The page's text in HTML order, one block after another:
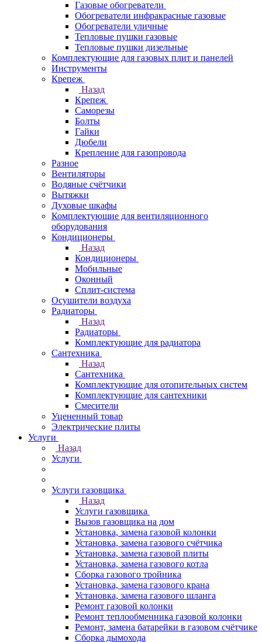
Газовые обогреватели
Обогреватели инфракрасные газовые
Обогреватели уличные
Тепловые пушки газовые
Тепловые пушки дизельные
Комплектующие для газовых плит и панелей
Инструменты
Крепеж
Назад
Крепеж
Саморезы
Болты
Гайки
Дюбели
Крепление для газопровода
Разное
Вентиляторы
Водяные счётчики
Вытяжки
Духовые шкафы
Комплектующие для вентиляционного
оборудования
Кондиционеры
Назад
Кондиционеры
Мобильные
Оконный
Сплит-система
Осушители воздуха
Радиаторы
Назад
Радиаторы
Комплектующие для радиатора
Сантехника
Назад
Сантехника
Комплектующие для отопительных систем
Комплектующие для сантехники
Смесители
Уцененный товар
Электрические плиты
Услуги
Назад
Услуги
Услуги газовщика
Назад
Услуги газовщика
Вызов газовщика на дом
Установка, замена газовой колонки
Установка, замена газового счётчика
Установка, замена газовой плиты
Установка, замена газового котла
Сборка газового тройника
Установка, замена газового крана
Установка, замена газового шланга
Ремонт газовой колонки
Ремонт теплообменника газовой колонки
Ремонт, замена батарейки в газовом счётчике
Сборка дымохода